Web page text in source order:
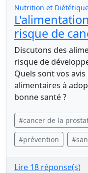
Nutrition et
risque de
Discutons des
risque de
Quels sont vos
alimentaires à
bonne santé ?
#cancer de la
#prévention
Lire 18 réponse(s)